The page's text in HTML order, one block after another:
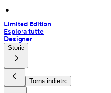
•
Limited Edition
Esplora tutte
Designer
Storie
Torna indietro